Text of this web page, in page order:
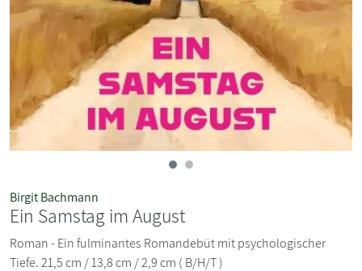
Birgit Bachmann
Ein Samstag im August
Roman - Ein fulminantes Romandebüt mit psychologischer
Tiefe. 21,5 cm / 13,8 cm / 2,9 cm ( B/H/T )